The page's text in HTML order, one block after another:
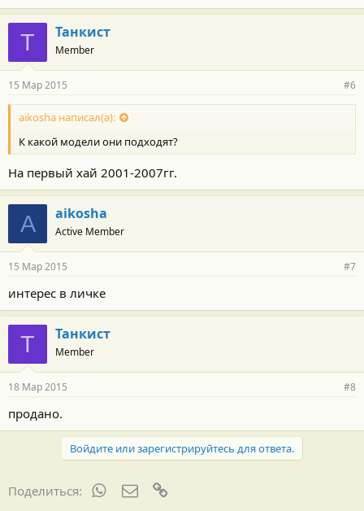
Т Танкист
Member
15 Мар 2015 #6
aikosha написал(а):
К какой модели они подходят?
На первый хай 2001-2007гг.
A aikosha
Active Member
15 Мар 2015 #7
интерес в личке
Т Танкист
Member
18 Мар 2015 #8
продано.
Войдите или зарегистрируйтесь для ответа.
Поделиться: WhatsAppЭлектронная почта